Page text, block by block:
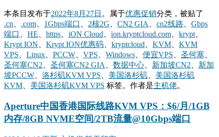
本条目发布于2022年8月27日 。属于优惠促销分类，被贴了
.cn
.com 1Gbps端口 2核2G CN2 GIA cn2线路
Gbps
端口
HE https iON Cloud ion.kryptcloud.com krypt
Krypt ION
Krypt ION优惠码 kryptcloud KVM
KVM
VPS
Linux PCCW VPS Windows 便宜VPS 圣何塞
圣何塞CN2
圣何塞CN2 GIA 数据中心 新加坡CN2
新加
坡PCCW
洛杉矶KVM VPS 美国洛杉矶
美国洛杉矶
KVM
美国洛杉矶KVM VPS 标签。 作者是主机佬。
Aperture中国香港国际线路KVM VPS：$6/月/1GB
内存/8GB NVME空间/2TB流量@10Gbps端口